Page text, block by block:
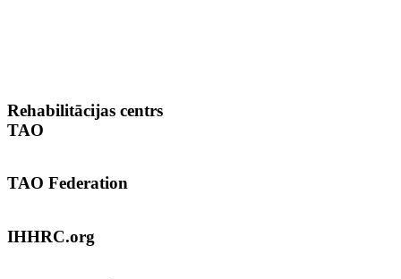
Rehabilitācijas centrs
TAO
TAO Federation
IHHRC.org